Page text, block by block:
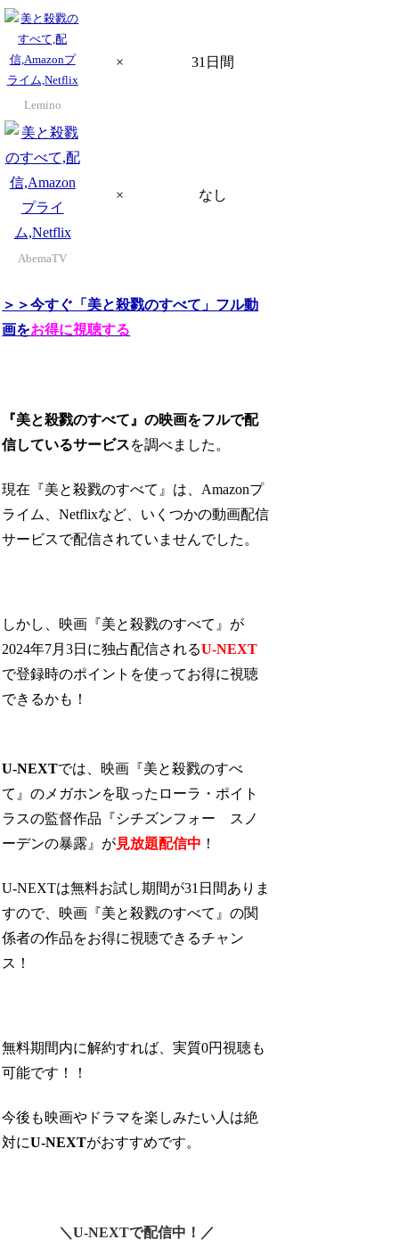
Lemino
× 31日間
AbemaTV
× なし
＞＞今すぐ「美と殺戮のすべて」フル動
画をお得に視聴する
『美と殺戮のすべて』の映画をフルで配
信しているサービスを調べました。
現在『美と殺戮のすべて』は、Amazonプ
ライム、Netflixなど、いくつかの動画配信
サービスで配信されていませんでした。
しかし、映画『美と殺戮のすべて』が
2024年7月3日に独占配信されるU-NEXT
で登録時のポイントを使ってお得に視聴
できるかも！
U-NEXTでは、映画『美と殺戮のすべ
て』のメガホンを取ったローラ・ポイト
ラスの監督作品『シチズンフォー スノ
ーデンの暴露』が見放題配信中 ！
U-NEXTは無料お試し期間が31日間ありま
すので、映画『美と殺戮のすべて』の関
係者の作品をお得に視聴できるチャン
ス！
無料期間内に解約すれば、実質0円視聴も
可能です！！
今後も映画やドラマを楽しみたい人は絶
対にU-NEXTがおすすめです。
＼U-NEXTで配信中！／